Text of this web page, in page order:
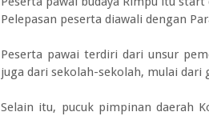
Pelepasan peserta diawali dengan
Peserta pawai terdiri dari unsur
juga dari sekolah-sekolah, mulai dari
Selain itu, pucuk pimpinan daerah